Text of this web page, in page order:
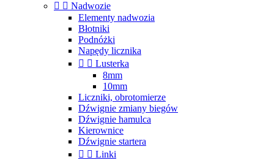
  Nadwozie
Elementy nadwozia
Błotniki
Podnóżki
Napędy licznika
  Lusterka
8mm
10mm
Liczniki, obrotomierze
Dźwignie zmiany biegów
Dźwignie hamulca
Kierownice
Dźwignie startera
  Linki